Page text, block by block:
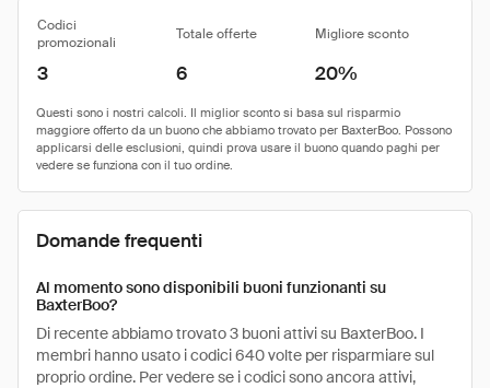
Codici
promozionali
Totale offerte Migliore sconto
3 6 20%
Domande frequenti
Al momento sono disponibili buoni funzionanti su
BaxterBoo?
Di recente abbiamo trovato 3 buoni attivi su BaxterBoo. I
membri hanno usato i codici 640 volte per risparmiare sul
proprio ordine. Per vedere se i codici sono ancora attivi,